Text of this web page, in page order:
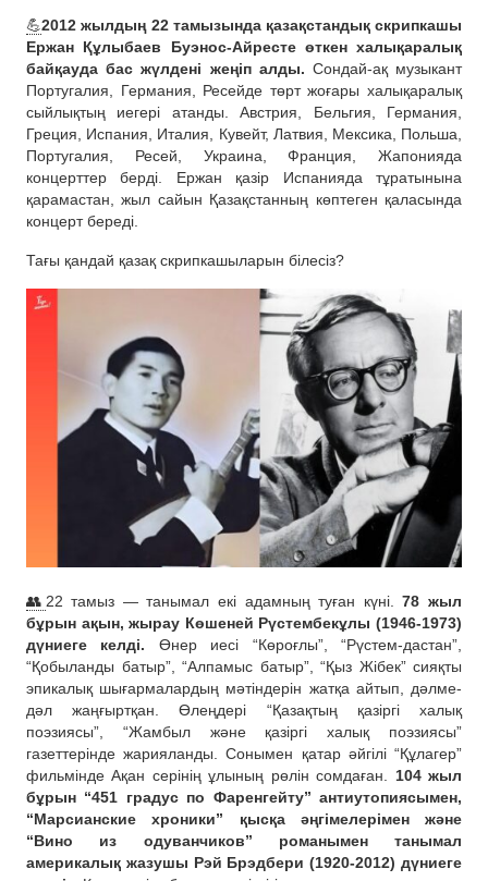
💪2012 жылдың 22 тамызында қазақстандық скрипкашы
Ержан Құлыбаев Буэнос-Айресте өткен халықаралық
байқауда бас жүлдені жеңіп алды. Сондай-ақ музыкант
Португалия, Германия, Ресейде төрт жоғары халықаралық
сыйлықтың иегері атанды. Австрия, Бельгия, Германия,
Греция, Испания, Италия, Кувейт, Латвия, Мексика, Польша,
Португалия, Ресей, Украина, Франция, Жапонияда
концерттер берді. Ержан қазір Испанияда тұратынына
қарамастан, жыл сайын Қазақстанның көптеген қаласында
концерт береді.
Тағы қандай қазақ скрипкашыларын білесіз?
👥 22 тамыз — танымал екі адамның туған күні.78 жыл
бұрын ақын, жырау Көшеней Рүстембекұлы (1946-1973)
дүниеге келді. Өнер иесі “Көроғлы”, “Рүстем-дастан”,
“Қобыланды батыр”, “Алпамыс батыр”, “Қыз Жібек” сияқты
эпикалық шығармалардың мәтіндерін жатқа айтып, дәлме-
дәл жаңғыртқан. Өлеңдері “Қазақтың қазіргі халық
поэзиясы”, “Жамбыл және қазіргі халық поэзиясы”
газеттерінде жарияланды. Сонымен қатар әйгілі “Құлагер”
фильмінде Ақан серінің ұлының рөлін сомдаған. 104 жыл
бұрын “451 градус по Фаренгейту” антиутопиясымен,
“Марсианские хроники” қысқа әңгімелерімен және
“Вино из одуванчиков” романымен танымал
америкалық жазушы Рэй Брэдбери (1920-2012) дүниеге